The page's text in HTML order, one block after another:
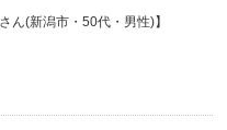
ん(新潟市・50代・男性)】